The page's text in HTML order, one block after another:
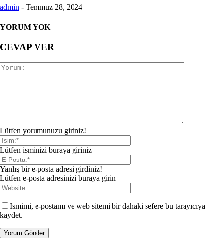
admin - Temmuz 28, 2024
YORUM YOK
CEVAP VER
Lütfen yorumunuzu giriniz!
Lütfen isminizi buraya giriniz
Yanlış bir e-posta adresi girdiniz!
Lütfen e-posta adresinizi buraya girin
Ismimi, e-postamı ve web sitemi bir dahaki sefere bu tarayıcıya
kaydet.